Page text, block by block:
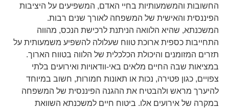
החשובות והמשמעותיות בחיי האדם, המשפיעים על היציבות
הפיננסית והאישית של המשפחה לאורך שנים רבות.
המשכנתא, שהיא הלוואה הניתנת לרכישת הנכס, מהווה
התחייבות כספית ארוכת טווח שעלולה להשפיע משמעותית על
תזרים המזומנים והיכולת הכלכלית של הלווה בטווח הארוך.
במציאות שבה החיים מלאים באי-וודאויות ואירועים בלתי
צפויים, כגון פטירה, נכות או תאונות חמורות, חשוב במיוחד
להיערך מראש ולהבטיח את ההגנה הפיננסית של המשפחה
במקרה של אירועים אלו. ביטוח חיים למשכנתא השוואת